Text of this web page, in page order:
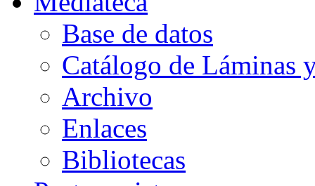
Base de datos
Catálogo de Láminas
Archivo
Enlaces
Bibliotecas